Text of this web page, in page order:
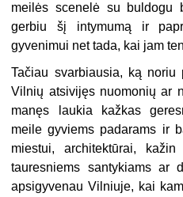
meilės scenelė su
gerbiu šį intymumą ir
gyvenimui net tada, kai jam
Tačiau svarbiausia, ką
Vilnių atsivijęs nuomonių ar
manęs laukia kažkas
meile gyviems padarams ir
miestui, architektūrai,
tauresniems santykiams ar
apsigyvenau Vilniuje, kai